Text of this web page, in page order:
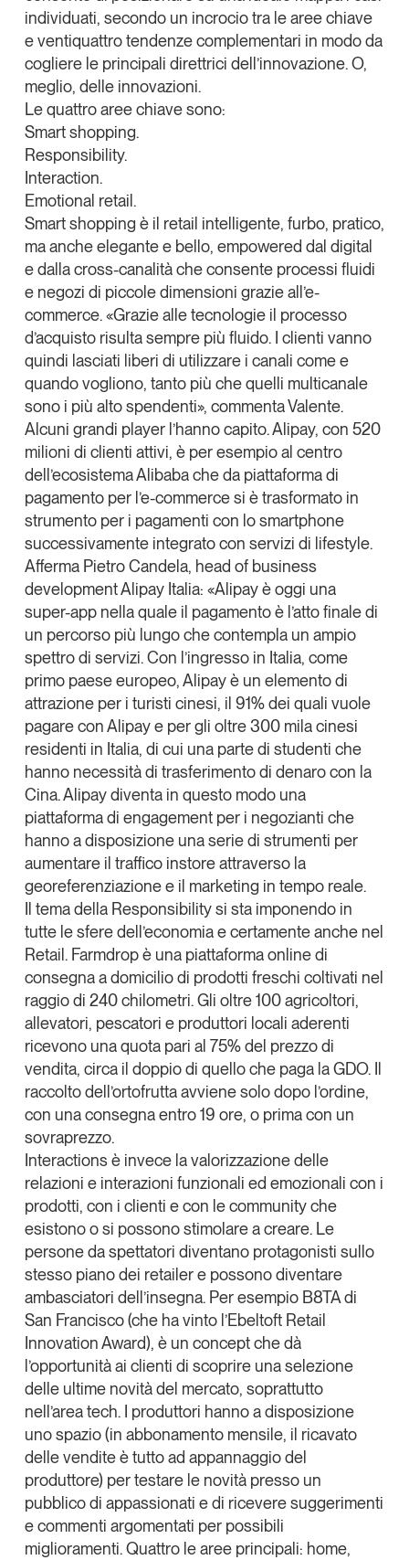
individuati, secondo un incrocio tra le aree chiave
e ventiquattro tendenze complementari in modo da
cogliere le principali direttrici dell’innovazione. O,
meglio, delle innovazioni.
Le quattro aree chiave sono:
Smart shopping.
Responsibility.
Interaction.
Emotional retail.
Smart shopping è il retail intelligente, furbo, pratico,
ma anche elegante e bello, empowered dal digital
e dalla cross-canalità che consente processi fluidi
e negozi di piccole dimensioni grazie all’e-
commerce. «Grazie alle tecnologie il processo
d’acquisto risulta sempre più fluido. I clienti vanno
quindi lasciati liberi di utilizzare i canali come e
quando vogliono, tanto più che quelli multicanale
sono i più alto spendenti», commenta Valente.
Alcuni grandi playerl’hanno capito.Alipay, con 520
milioni di clienti attivi, è per esempio al centro
dell’ecosistemaAlibabache da piattaforma di
pagamento per l’e-commerce si è trasformato in
strumento per i pagamenti con lo smartphone
successivamente integrato con servizi di lifestyle.
Afferma Pietro Candela, head of business
development Alipay Italia: «Alipay è oggi una
super-appnella quale il pagamento è l’atto finale di
un percorso più lungo che contempla un ampio
spettro di servizi.Con l’ingresso in Italia, come
primo paese europeo, Alipay è un elemento di
attrazione per i turisti cinesi, il 91% dei quali vuole
pagare con Alipay e per gli oltre 300 mila cinesi
residenti in Italia, di cui una parte di studenti che
hanno necessità di trasferimento di denaro con la
Cina. Alipay diventa in questo modo una
piattaforma di engagement per i negozianti che
hanno a disposizione una serie di strumenti per
aumentare il traffico instoreattraverso la
georeferenziazione e il marketing in tempo reale.
Il tema della Responsibilitysi sta imponendo in
tutte le sfere dell’economia e certamente anche nel
Retail. Farmdropè una piattaforma online di
consegna a domicilio di prodotti freschi coltivati nel
raggio di 240 chilometri. Gli oltre 100 agricoltori,
allevatori, pescatori e produttori locali aderenti
ricevono una quota pari al 75% del prezzo di
vendita, circa il doppio di quello che paga la GDO. Il
raccolto dell’ortofrutta avviene solo dopo l’ordine,
con una consegna entro 19 ore, o prima con un
sovraprezzo.
Interactionsè invece la valorizzazione delle
relazioni e interazioni funzionali ed emozionali con i
prodotti, con i clienti e con lecommunityche
esistono o si possono stimolare a creare. Le
persone da spettatori diventano protagonisti sullo
stesso piano dei retailer e possono diventare
ambasciatori dell’insegna. Per esempio B8TAdi
San Francisco (che ha vinto l’Ebeltoft Retail
Innovation Award), è un concept che dà
l’opportunità ai clienti di scoprire una selezione
delle ultime novità del mercato, soprattutto
nell’area tech. I produttori hanno a disposizione
uno spazio (in abbonamento mensile, il ricavato
delle vendite è tutto ad appannaggio del
produttore) per testare le novità presso un
pubblico di appassionati e di ricevere suggerimenti
e commenti argomentati per possibili
miglioramenti. Quattro le aree principali: home,